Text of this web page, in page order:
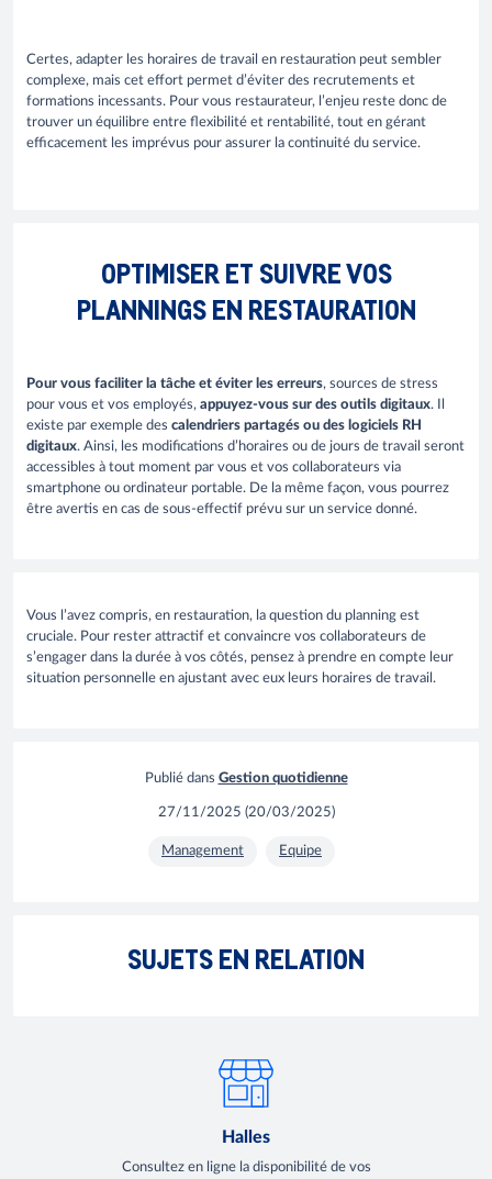
Certes, adapter les horaires de travail en restauration peut sembler
complexe, mais cet effort permet d’éviter des recrutements et
formations incessants. Pour vous restaurateur, l’enjeu reste donc de
trouver un équilibre entre flexibilité et rentabilité, tout en gérant
efficacement les imprévus pour assurer la continuité du service.
OPTIMISER ET SUIVRE VOS
PLANNINGS EN RESTAURATION
Pour vous faciliter la tâche et éviter les erreurs, sources de stress
pour vous et vos employés, appuyez-vous sur des outils digitaux. Il
existe par exemple des calendriers partagés ou des logiciels RH
digitaux. Ainsi, les modifications d’horaires ou de jours de travail seront
accessibles à tout moment par vous et vos collaborateurs via
smartphone ou ordinateur portable. De la même façon, vous pourrez
être avertis en cas de sous-effectif prévu sur un service donné.
Vous l’avez compris, en restauration, la question du planning est
cruciale. Pour rester attractif et convaincre vos collaborateurs de
s’engager dans la durée à vos côtés, pensez à prendre en compte leur
situation personnelle en ajustant avec eux leurs horaires de travail.
Publié dans Gestion quotidienne
27/11/2025 (20/03/2025)
Management Equipe
SUJETS EN RELATION
restauration
Halles
Consultez en ligne la disponibilité de vos